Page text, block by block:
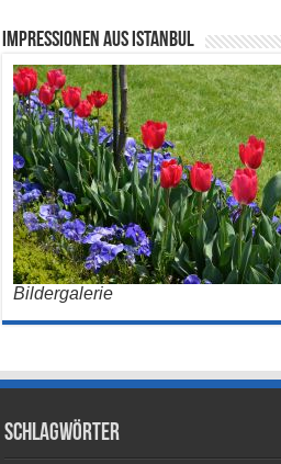
Impressionen aus Istanbul
Bildergalerie
Schlagwörter